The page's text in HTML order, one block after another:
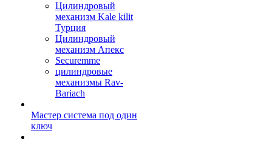
Цилиндровый
механизм Kale kilit
Турция
Цилиндровый
механизм Апекс
Securemme
цилиндровые
механизмы Rav-
Bariach
Мастер система под один
ключ